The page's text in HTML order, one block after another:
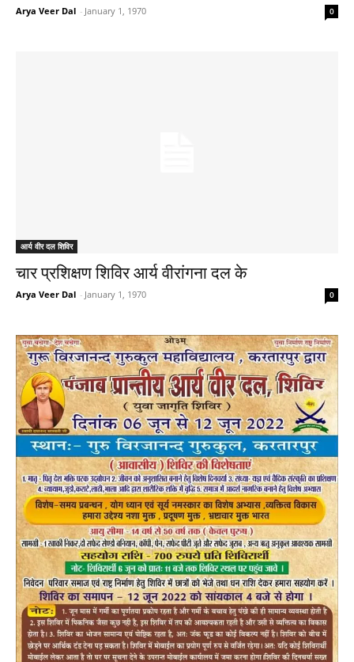
Arya Veer Dal - January 1, 1970 0
आर्य वीर दल शिविर
चार प्रशिक्षण शिविर आर्य वीरांगना दल के
Arya Veer Dal - January 1, 1970 0